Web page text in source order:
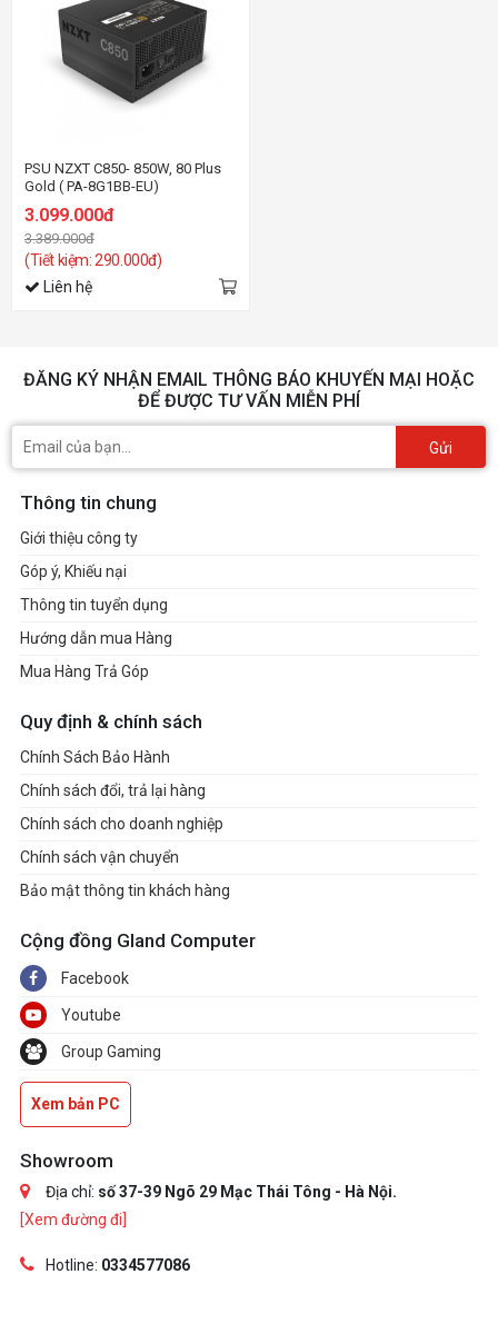
PSU NZXT C850- 850W, 80 Plus
Gold ( PA-8G1BB-EU)
3.099.000đ
3.389.000đ
(Tiết kiệm: 290.000đ)
Liên hệ
ĐĂNG KÝ NHẬN EMAIL THÔNG BÁO KHUYẾN MẠI HOẶC
ĐỂ ĐƯỢC TƯ VẤN MIỄN PHÍ
Gửi
Thông tin chung
Giới thiệu công ty
Góp ý, Khiếu nại
Thông tin tuyển dụng
Hướng dẫn mua Hàng
Mua Hàng Trả Góp
Quy định & chính sách
Chính Sách Bảo Hành
Chính sách đổi, trả lại hàng
Chính sách cho doanh nghiệp
Chính sách vận chuyển
Bảo mật thông tin khách hàng
Cộng đồng Gland Computer
Facebook
Youtube
Group Gaming
Xem bản PC
Showroom
Địa chỉ: số 37-39 Ngõ 29 Mạc Thái Tông - Hà Nội.
[Xem đường đi]
Hotline: 0334577086